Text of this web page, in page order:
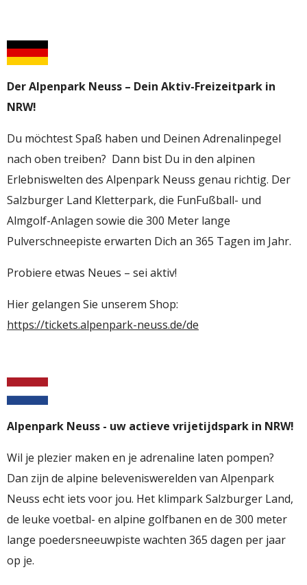
Der Alpenpark Neuss – Dein Aktiv-Freizeitpark in
NRW!
Du möchtest Spaß haben und Deinen Adrenalinpegel
nach oben treiben? Dann bist Du in den alpinen
Erlebniswelten des Alpenpark Neuss genau richtig. Der
Salzburger Land Kletterpark, die FunFußball- und
Almgolf-Anlagen sowie die 300 Meter lange
Pulverschneepiste erwarten Dich an 365 Tagen im Jahr.
Probiere etwas Neues – sei aktiv!
Hier gelangen Sie unserem Shop:
https://tickets.alpenpark-neuss.de/de
Alpenpark Neuss - uw actieve vrijetijdspark in NRW!
Wil je plezier maken en je adrenaline laten pompen?
Dan zijn de alpine beleveniswerelden van Alpenpark
Neuss echt iets voor jou. Het klimpark Salzburger Land,
de leuke voetbal- en alpine golfbanen en de 300 meter
lange poedersneeuwpiste wachten 365 dagen per jaar
op je.